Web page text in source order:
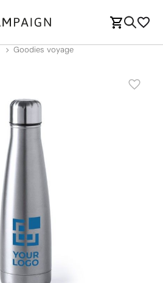
Goodies voyage